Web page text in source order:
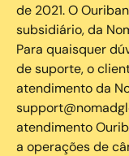
de 2021. O
subsidiário, da
Para quaisquer
de suporte, o
atendimento da
atendimento
a operações de